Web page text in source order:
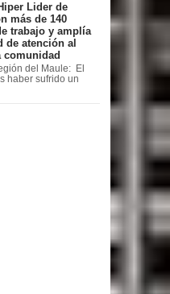
Lider de
más de 140
trabajo y amplía
de atención al
comunidad
del Maule: El
haber sufrido un